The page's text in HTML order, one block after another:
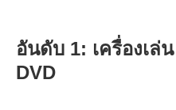
อันดับ 1: เครื่องเล่
DVD